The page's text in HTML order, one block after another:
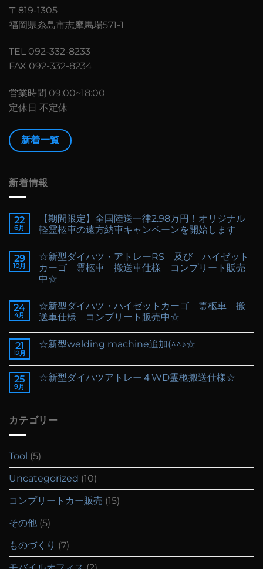
〒819-1305
福岡県糸島市志摩馬場571-1
TEL 092-332-8233
FAX 092-332-8234
営業時間 09:00~18:00
定休日 不定休
新着一覧
新着情報
22
6月
【期間限定】全国陸送一律2.98万円！オリジナル
軽霊柩車の遠方納車キャンペーンを開始します
29
10月
☆新型ダイハツ・アトレーRS 及び ハイゼット
カーゴ 霊柩車 搬送車仕様 コンプリート販売
中☆
24
4月
☆新型ダイハツ・ハイゼットカーゴ 霊柩車 搬
送車仕様 コンプリート販売中☆
21
12月
☆新型welding machine追加(^^♪☆
25
9月
☆新型ダイハツアトレー４WD霊柩搬送仕様☆
カテゴリー
Tool (5)
Uncategorized (10)
コンプリートカー販売 (15)
その他 (5)
ものづくり (7)